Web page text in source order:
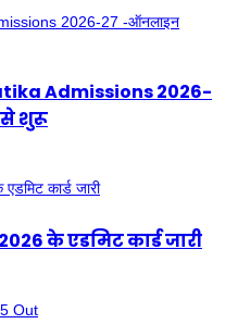
Admissions 2026-
शुरू
के एडमिट कार्ड जारी